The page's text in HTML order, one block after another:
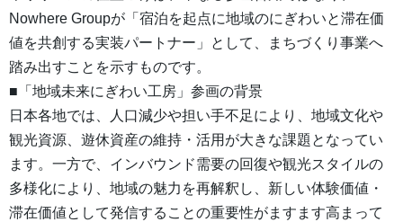
Nowhere Groupが「宿泊を起点に地域のにぎわいと滞在価
値を共創する実装パートナー」として、まちづくり事業へ
踏み出すことを示すものです。
■「地域未来にぎわい工房」参画の背景
日本各地では、人口減少や担い手不足により、地域文化や
観光資源、遊休資産の維持・活用が大きな課題となってい
ます。一方で、インバウンド需要の回復や観光スタイルの
多様化により、地域の魅力を再解釈し、新しい体験価値・
滞在価値として発信することの重要性がますます高まって